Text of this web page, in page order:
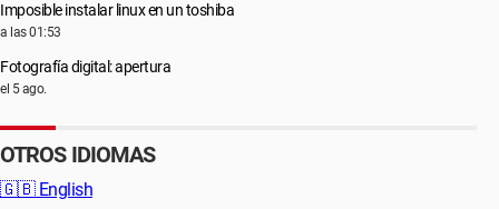
Imposible instalar linux en un toshiba
a las 01:53
Fotografía digital: apertura
el 5 ago.
OTROS IDIOMAS
🇬🇧 English